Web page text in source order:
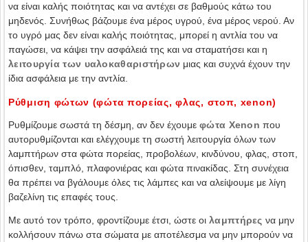
να είναι καλής ποιότητας και να αντέχει σε βαθμούς κάτω του
μηδενός. Συνήθως βάζουμε ένα μέρος υγρού, ένα μέρος νερού. Αν
το υγρό μας δεν είναι καλής ποιότητας, μπορεί η αντλία του να
παγώσει, να κάψει την ασφάλειά της και να σταματήσει και η
λειτουργία των υαλοκαθαριστήρων μιας και συχνά έχουν την
ίδια ασφάλεια με την αντλία.
Ρύθμιση φώτων (φώτα πορείας, φλας, στοπ, xenon)
Ρυθμίζουμε σωστά τη δέσμη, αν δεν έχουμε φώτα Xenon που
αυτορυθμίζονται και ελέγχουμε τη σωστή λειτουργία όλων των
λαμπτήρων στα φώτα πορείας, προβολέων, κινδύνου, φλας, στοπ,
όπισθεν, ταμπλό, πλαφονιέρας και φώτα πινακίδας. Στη συνέχεια
θα πρέπει να βγάλουμε όλες τις λάμπες και να αλείψουμε με λίγη
βαζελίνη τις επαφές τους.
Με αυτό τον τρόπο, φροντίζουμε έτσι, ώστε οι λαμπτήρες να μην
κολλήσουν πάνω στα σώματα με αποτέλεσμα να μην μπορούν να